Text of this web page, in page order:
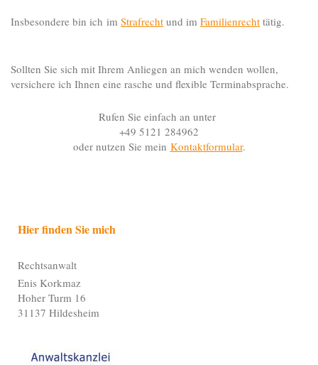
Insbesondere bin ich im Strafrecht und im Familienrecht tätig.
Sollten Sie sich mit Ihrem Anliegen an mich wenden wollen,
versichere ich Ihnen eine rasche und flexible Terminabsprache.
Rufen Sie einfach an unter
+49 5121 284962
oder nutzen Sie mein Kontaktformular.
Hier finden Sie mich
Rechtsanwalt
Enis Korkmaz
Hoher Turm 16
31137 Hildesheim